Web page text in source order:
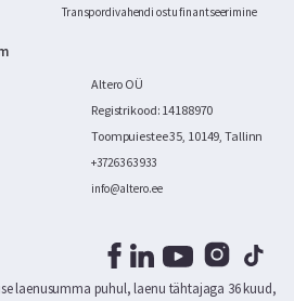
Transpordivahendi ostu finantseerimine
Altero OÜ
Registrikood: 14188970
Toompuiestee 35, 10149, Tallinn
+372 63 63 933
info@altero.ee
laenusumma puhul, laenu tähtajaga 36 kuud,